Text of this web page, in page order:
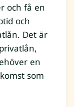
och få en
och
Det är
en
som